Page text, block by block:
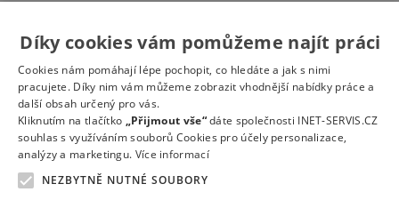
Technika a elektrotechnika
Tvůrčí práce a design
Výroba
Vzdělávání a školství
Zdravotnictví
Zemědělství, lesnictví a vodní hospodářství
Díky cookies vám pomůžeme najít práci
Cookies nám pomáhají lépe pochopit, co hledáte a jak s nimi
pracujete. Díky nim vám můžeme zobrazit vhodnější nabídky práce a
další obsah určený pro vás.
Kliknutím na tlačítko „Přijmout vše“dáte společnosti INET-SERVIS.CZ
souhlas s využíváním souborů Cookies pro účely personalizace,
analýzy a marketingu. Více informací
NEZBYTNĚ NUTNÉ SOUBORY